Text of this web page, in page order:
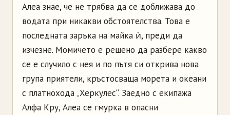
Алеа знае, че не трябва да се доближава до
водата при никакви обстоятелства. Това е
последната заръка на майка ѝ, преди да
изчезне. Момичето е решено да разбере какво
се е случило с нея и по пътя си открива нова
група приятели, кръстосваща морета и океани
с платнохода „Херкулес“. Заедно с екипажа
Алфа Кру, Алеа се гмурка в опасни